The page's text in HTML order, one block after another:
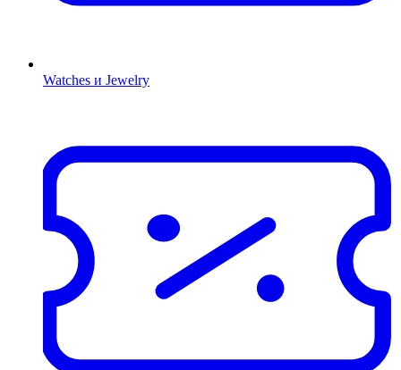
Watches и Jewelry